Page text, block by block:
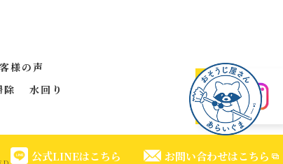
公式LINEはこちら お問い合わせはこちら
様の声
除
水回り